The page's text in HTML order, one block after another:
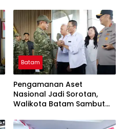
Ribuan Jiwa
Batam
Pengamanan Aset
Nasional Jadi Sorotan,
Walikota Batam Sambut
Kepri